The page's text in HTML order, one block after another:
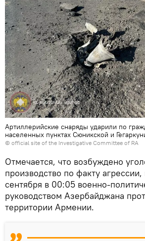
Артиллерийские снаряды ударили по
населенных пунктах Сюникской и
© official site of the Investigative Committee of RA
Отмечается, что возбуждено
производство по факту агрессии,
сентября в 00:05 военно-
руководством Азербайджана
территории Армении.